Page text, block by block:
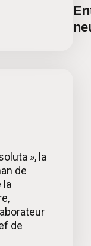
», la
de
la
de